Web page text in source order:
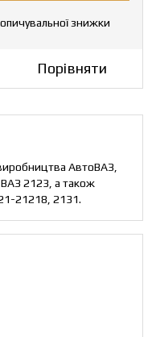
знижки
Порівняти
АвтоВАЗ,
ВАЗ 2123, а також
21218, 2131.